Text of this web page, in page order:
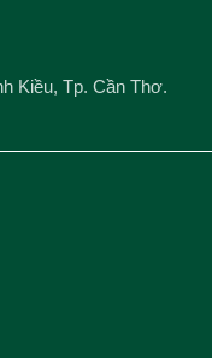
Kiều, Tp. Cần Thơ.